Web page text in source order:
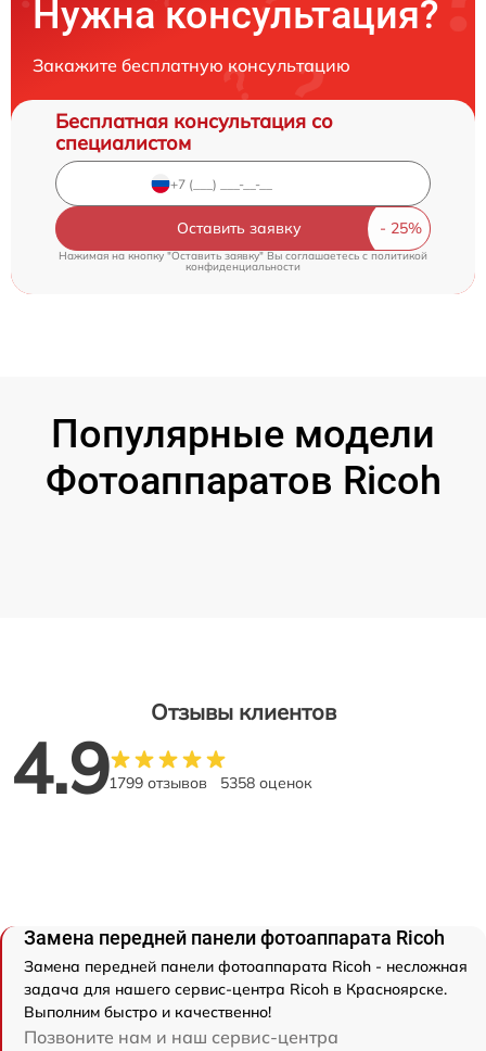
Нужна консультация?
Закажите бесплатную консультацию
Бесплатная консультация со
специалистом
Оставить заявку
Нажимая на кнопку "Оставить заявку" Вы соглашаетесь c политикой
конфиденциальности
Популярные модели
Фотоаппаратов Ricoh
Отзывы клиентов
4.91799 отзывов 5358 оценок
Замена передней панели фотоаппарата Ricoh
Замена передней панели фотоаппарата Ricoh - несложная
задача для нашего сервис-центра Ricoh в Красноярске.
Выполним быстро и качественно!
Позвоните нам и наш сервис-центра